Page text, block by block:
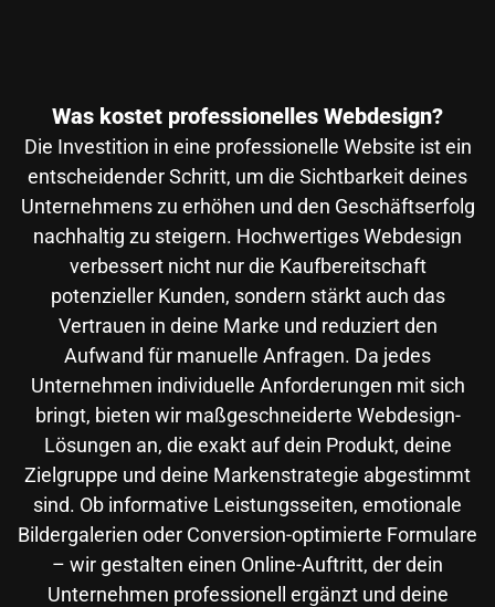
Was kostet professionelles Webdesign?
Die Investition in eine professionelle Website ist ein
entscheidender Schritt, um die Sichtbarkeit deines
Unternehmens zu erhöhen und den Geschäftserfolg
nachhaltig zu steigern. Hochwertiges Webdesign
verbessert nicht nur die Kaufbereitschaft
potenzieller Kunden, sondern stärkt auch das
Vertrauen in deine Marke und reduziert den
Aufwand für manuelle Anfragen. Da jedes
Unternehmen individuelle Anforderungen mit sich
bringt, bieten wir maßgeschneiderte Webdesign-
Lösungen an, die exakt auf dein Produkt, deine
Zielgruppe und deine Markenstrategie abgestimmt
sind. Ob informative Leistungsseiten, emotionale
Bildergalerien oder Conversion-optimierte Formulare
– wir gestalten einen Online-Auftritt, der dein
Unternehmen professionell ergänzt und deine